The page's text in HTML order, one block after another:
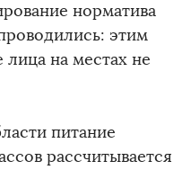
норматива
этим
лица на местах не
питание
рассчитывается